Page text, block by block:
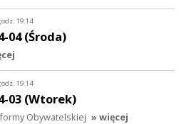
19:14
04 (Środa)
19:14
03 (Wtorek)
Obywatelskiej » więcej